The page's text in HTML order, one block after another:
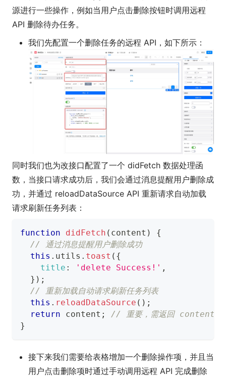
源进行一些操作，例如当用户点击删除按钮时调用远程
API 删除待办任务。
我们先配置一个删除任务的远程 API，如下所示：
同时我们也为改接口配置了一个 didFetch 数据处理函
数，当接口请求成功后，我们会通过消息提醒用户删除成
功，并通过 reloadDataSource API 重新请求自动加载
请求刷新任务列表：
function didFetch ( content )
{
// 通过消息提醒用户删除成功
this . utils . toast ( {
title : 'delete Success!' ,
} ) ;
// 重新加载自动请求刷新任务列表
this . reloadDataSource ( ) ;
return content ;
// 重要，需返回 content
}
接下来我们需要给表格增加一个删除操作项，并且当
用户点击删除项时通过手动调用远程 API 完成删除